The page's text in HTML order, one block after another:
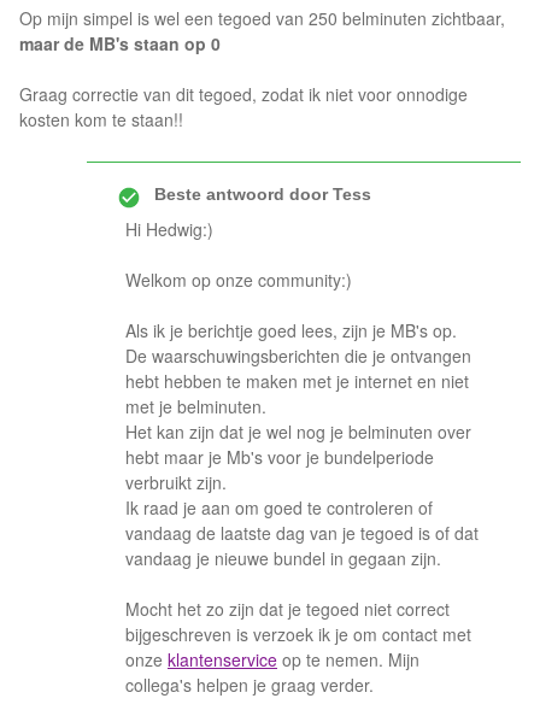
Op mijn simpel is wel een tegoed van 250 belminuten zichtbaar,
maar de MB's staan op 0
Graag correctie van dit tegoed, zodat ik niet voor onnodige
kosten kom te staan!!
Beste antwoord doorTess
Hi Hedwig:)
Welkom op onze community:)
Als ik je berichtje goed lees, zijn je MB's op.
De waarschuwingsberichten die je ontvangen
hebt hebben te maken met je internet en niet
met je belminuten.
Het kan zijn dat je wel nog je belminuten over
hebt maar je Mb's voor je bundelperiode
verbruikt zijn.
Ik raad je aan om goed te controleren of
vandaag de laatste dag van je tegoed is of dat
vandaag je nieuwe bundel in gegaan zijn.
Mocht het zo zijn dat je tegoed niet correct
bijgeschreven is verzoek ik je om contact met
onze klantenservice op te nemen. Mijn
collega's helpen je graag verder.